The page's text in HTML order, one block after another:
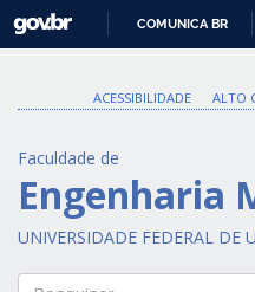
GOVBR
COMUNICA BR
ACESSIBILIDADE
ALTO
Faculdade de
Engenharia
UNIVERSIDADE FEDERAL DE